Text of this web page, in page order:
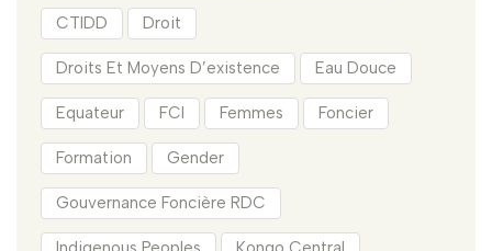
CTIDD Droit
Droits Et Moyens D’existence Eau Douce
Equateur FCI Femmes Foncier
Formation Gender
Gouvernance Foncière RDC